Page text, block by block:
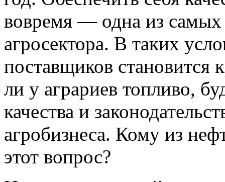
вовремя — одна из самых
агросектора. В таких
поставщиков становится
ли у аграриев топливо,
качества и
агробизнеса. Кому из
этот вопрос?